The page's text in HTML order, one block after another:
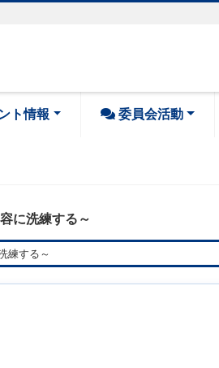
ト情報 委員会活動
に洗練する～
練する～